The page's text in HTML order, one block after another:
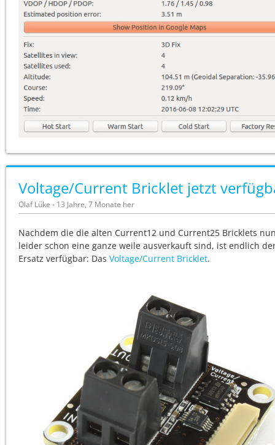
Voltage/Current Bricklet jetzt
Olaf Lüke - 13 Jahre, 7 Monate her
Nachdem die die alten Current12 und Current25 Bricklets
leider schon eine ganze weile ausverkauft sind, ist endlich
Ersatz verfügbar: Das Voltage/Current Bricklet.